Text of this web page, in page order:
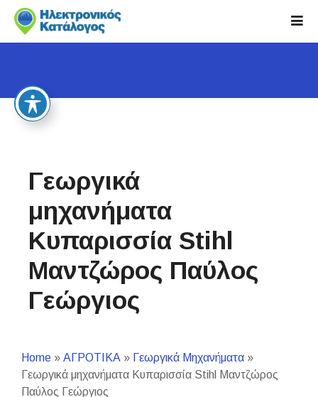
i
Γεωργικά
μηχανήματα
Κυπαρισσία Stihl
Μαντζώρος Παύλος
Γεώργιος
Home » ΑΓΡΟΤΙΚΑ » Γεωργικά Μηχανήματα »
Γεωργικά μηχανήματα Κυπαρισσία Stihl Μαντζώρος
Παύλος Γεώργιος